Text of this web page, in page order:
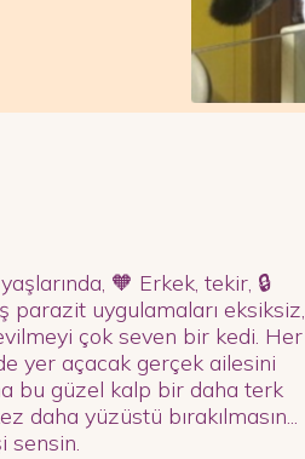
🧡 Erkek, tekir, 🔒
parazit uygulamaları eksiksiz,
çok seven bir kedi. Her
yer açacak gerçek ailesini
bu güzel kalp bir daha terk
yüzüstü bırakılmasın...
sensin.